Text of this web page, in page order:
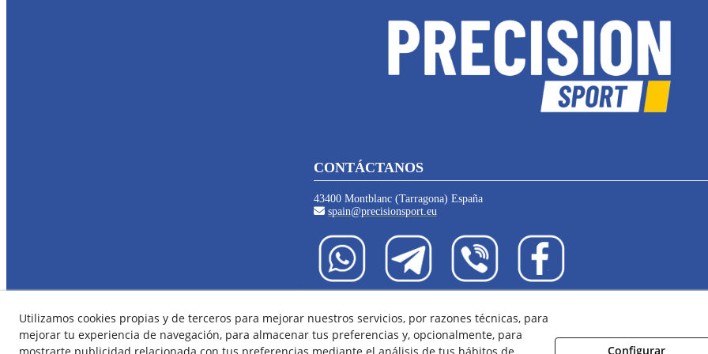
CONTÁCTANOS
43400 Montblanc (Tarragona) España
spain@precisionsport.eu
Aviso Legal Política de Cookies Política de Privacidad
Utilizamos cookies propias y de terceros para mejorar nuestros servicios, por razones técnicas, para
mejorar tu experiencia de navegación, para almacenar tus preferencias y, opcionalmente, para
Configurar